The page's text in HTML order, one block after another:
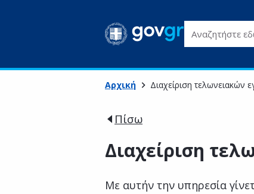
Αναζητήστε εδώ
Αρχική Διαχείριση τελωνειακών
Πίσω
Διαχείριση
Με αυτήν την υπηρεσία